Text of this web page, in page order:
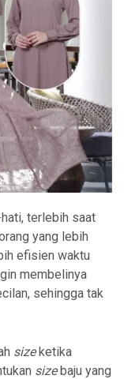
terlebih saat
yang lebih
efisien waktu
membelinya
sehingga tak
sizeketika
sizebaju yang